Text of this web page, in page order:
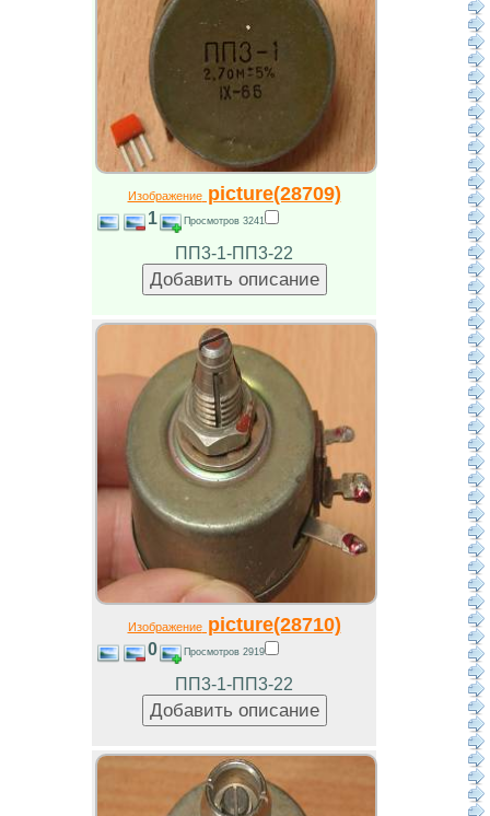
Изображениеpicture(28709)
1 Просмотров 3241
ПП3-1-ПП3-22
Изображениеpicture(28710)
0 Просмотров 2919
ПП3-1-ПП3-22